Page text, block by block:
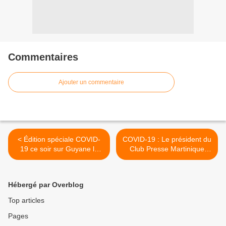
Commentaires
Ajouter un commentaire
< Édition spéciale COVID-
19 ce soir sur Guyane la
1ère !
COVID-19 : Le président du
Club Presse Martinique
interpelle le Premier
Hébergé par Overblog
Top articles
Pages